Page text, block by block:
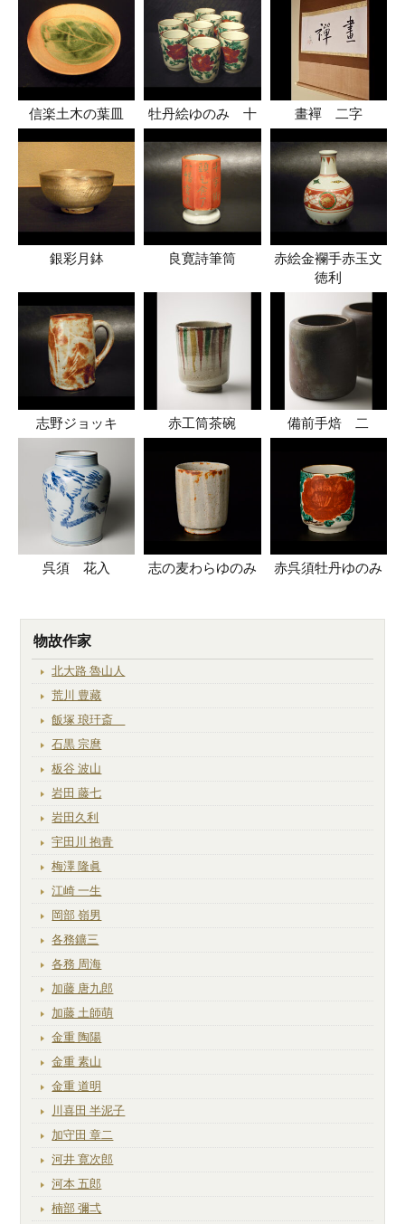
信楽土木の葉皿 牡丹絵ゆのみ 十 畫襌 二字
銀彩月鉢 良寛詩筆筒
赤絵金襴手赤玉文
徳利
志野ジョッキ 赤工筒茶碗 備前手焙 二
呉須 花入 志の麦わらゆのみ 赤呉須牡丹ゆのみ
物故作家
北大路 魯山人
荒川 豊藏
飯塚 琅玕斎
石黒 宗麿
板谷 波山
岩田 藤七
岩田久利
宇田川 抱青
梅澤 隆眞
江崎 一生
岡部 嶺男
各務鑛三
各務 周海
加藤 唐九郎
加藤 土師萌
金重 陶陽
金重 素山
金重 道明
川喜田 半泥子
加守田 章二
河井 寛次郎
河本 五郎
楠部 彌弌